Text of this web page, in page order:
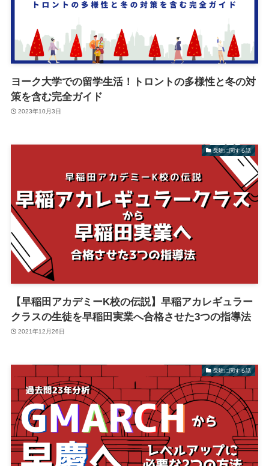
ヨーク大学での留学生活！トロントの多様性と冬の対
策を含む完全ガイド
2023年10月3日
受験に関する話
【早稲田アカデミーK校の伝説】早稲アカレギュラー
クラスの生徒を早稲田実業へ合格させた3つの指導法
2021年12月26日
受験に関する話